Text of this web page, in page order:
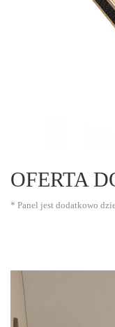
OFERTA
* Panel jest dodatkowo